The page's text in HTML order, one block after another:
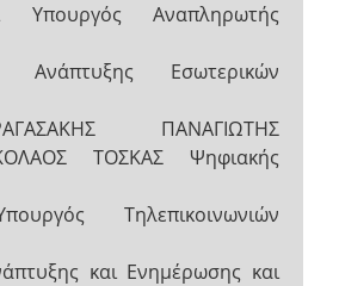
Υπουργός Αναπληρωτής
Ανάπτυξης Εσωτερικών
ΠΑΝΑΓΙΩΤΗΣ
ΤΟΣΚΑΣ Ψηφιακής
Τηλεπικοινωνιών
και Ενημέρωσης και